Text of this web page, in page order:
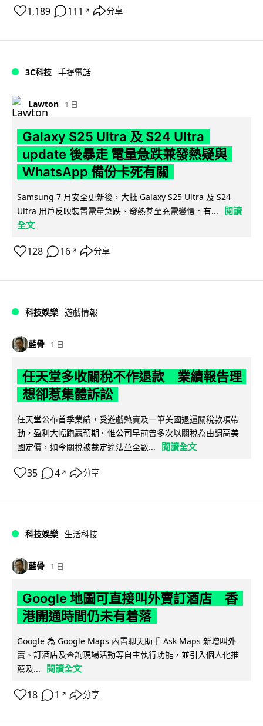
1,189 111 ↗ 分享
3C科技 手提電話
Lawton 1 日
Galaxy S25 Ultra 及 S24 Ultra
update 後暴走 電量急跌兼發熱疑與
WhatsApp 備份卡死有關
Samsung 7 月安全更新後，大批 Galaxy S25 Ultra 及 S24
Ultra 用戶反映裝置電量急跌、發熱甚至充電變慢。有...
閱讀
全文
128 16 ↗ 分享
科技娛樂 遊戲情報
藍骨 1 日
任天堂多收關稅不作退款 業績報告理
想卻惹集體訴訟
任天堂公布首季業績，受遊戲熱賣及一筆美國退還關稅款項帶
動，盈利大幅跑贏預期。惟公司早前曾多次以關稅為由調高美
國定價，如今關稅被裁定違法並全數...
閱讀全文
35 4 ↗ 分享
科技娛樂 生活科技
藍骨 1 日
Google 地圖可直接叫外賣訂酒店 香
港開通時間仍未有着落
Google 為 Google Maps 內置聊天助手 Ask Maps 新增叫外
賣、訂酒店及查詢現場活動等自主執行功能，並引入個人化推
薦及...
閱讀全文
18 1 ↗ 分享